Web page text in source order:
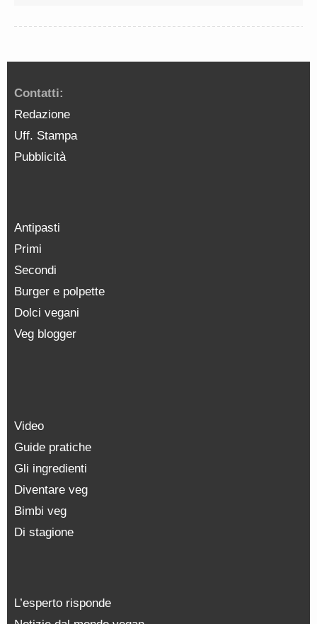
Contatti:
Redazione
Uff. Stampa
Pubblicità
Antipasti
Primi
Secondi
Burger e polpette
Dolci vegani
Veg blogger
Video
Guide pratiche
Gli ingredienti
Diventare veg
Bimbi veg
Di stagione
L’esperto risponde